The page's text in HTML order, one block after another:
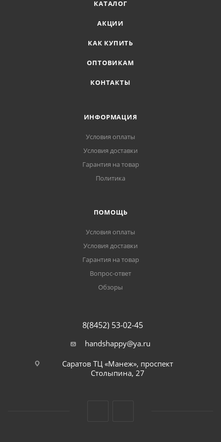
КАТАЛОГ
АКЦИИ
КАК КУПИТЬ
ОПТОВИКАМ
КОНТАКТЫ
ИНФОРМАЦИЯ
Условия оплаты
Условия доставки
Гарантия на товар
Политика
ПОМОЩЬ
Условия оплаты
Условия доставки
Гарантия на товар
Вопрос-ответ
Обзоры
8(8452) 53-02-45
handshappy@ya.ru
Саратов ТЦ «Манеж», проспект
Столыпина, 27